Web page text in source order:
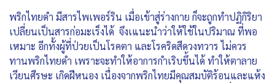
พริกไทยดำ มีสารไพเพอร์ริน เมื่อเข้าสู่ร่างกาย ก็จะถูกทำปฏิกิริยา
เปลี่ยนเป็นสารก่อมะเร็งได้ จึงเแนะนำว่าให้ใช้ในปริมาณ ที่พอ
เหมาะ อีกทั้งผู้ที่ป่วยเป็นโรคตา และโรคริดสีดวงทวาร ไม่ควร
ทานพริกไทยดำ เพราะจะทำให้อาการกำเริบขึ้นได้ ทำให้ตาลาย
เวียนศีรษะ เกิดฝีหนอง เนื่องจากพริกไทยมีคุณสมบัติร้อนและแห้ง